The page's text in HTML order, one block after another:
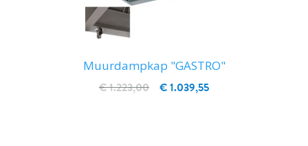
Muurdampkap "GASTRO"
€ 1.039,55
€ 1.223,00